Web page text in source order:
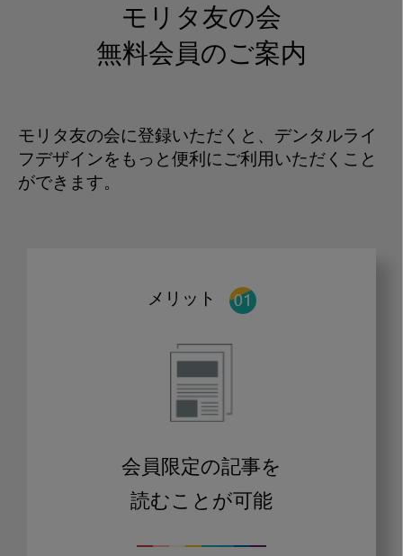
モリタ友の会
無料会員のご案内
モリタ友の会に登録いただくと、デンタルライ
フデザインをもっと便利にご利用いただくこと
ができます。
メリット
会員限定の記事を
読むことが可能